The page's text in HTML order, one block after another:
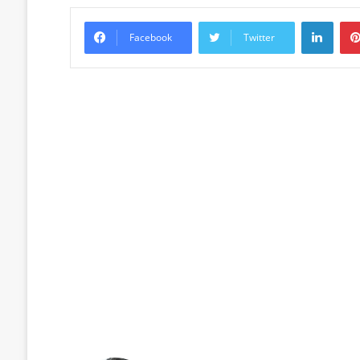
Facebook Twitter